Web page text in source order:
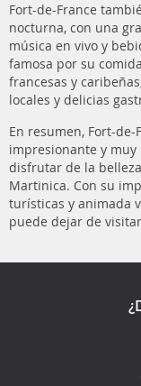
Fort-de-France
nocturna, con una
música en vivo y
famosa por su
francesas y
locales y delicias
En resumen, Fort-
impresionante y
disfrutar de la
Martinica. Con su
turísticas y animada
puede dejar de